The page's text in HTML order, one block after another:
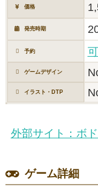
価格
発売時期
予約 可
ゲームデザイン
イラスト・DTP
外部サイト：ボ
ゲーム詳細